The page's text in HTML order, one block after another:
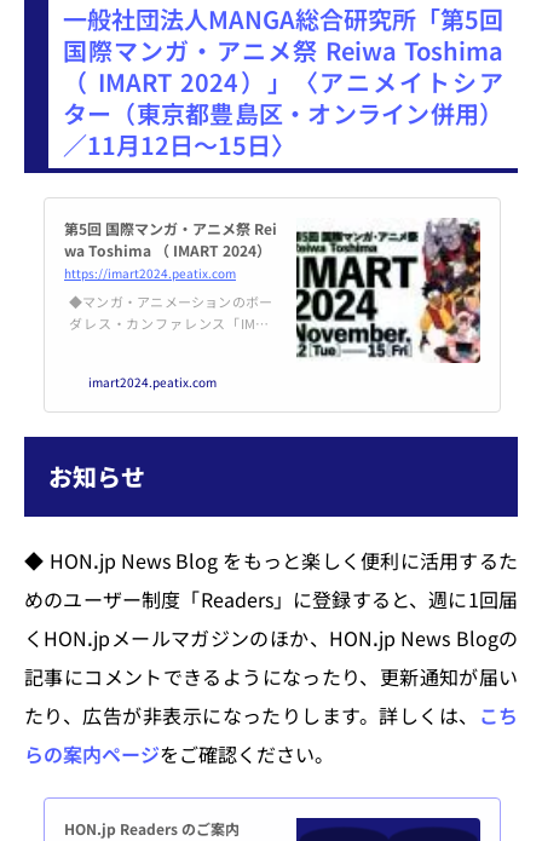
一般社団法人MANGA総合研究所「第5回
国際マンガ・アニメ祭 Reiwa Toshima
（ IMART 2024）」〈アニメイトシア
ター（東京都豊島区・オンライン併用）
／11月12日～15日〉
第5回 国際マンガ・アニメ祭 Rei
wa Toshima （ IMART 2024）
https://imart2024.peatix.com
◆マンガ・アニメーションのボー
ダレス・カンファレンス「IMAR
ガ・アニメーションの未来... pow
ered by Peatix : More than a ticke
t.
imart2024.peatix.com
お知らせ
◆ HONꓸjp News Blog をもっと楽しく便利に活用するた
めのユーザー制度「Readers」に登録すると、週に1回届
くHONꓸjpメールマガジンのほか、HONꓸjp News Blogの
記事にコメントできるようになったり、更新通知が届い
たり、広告が非表示になったりします。詳しくは、 こち
らの案内ページをご確認ください。
HON.jp Readers のご案内